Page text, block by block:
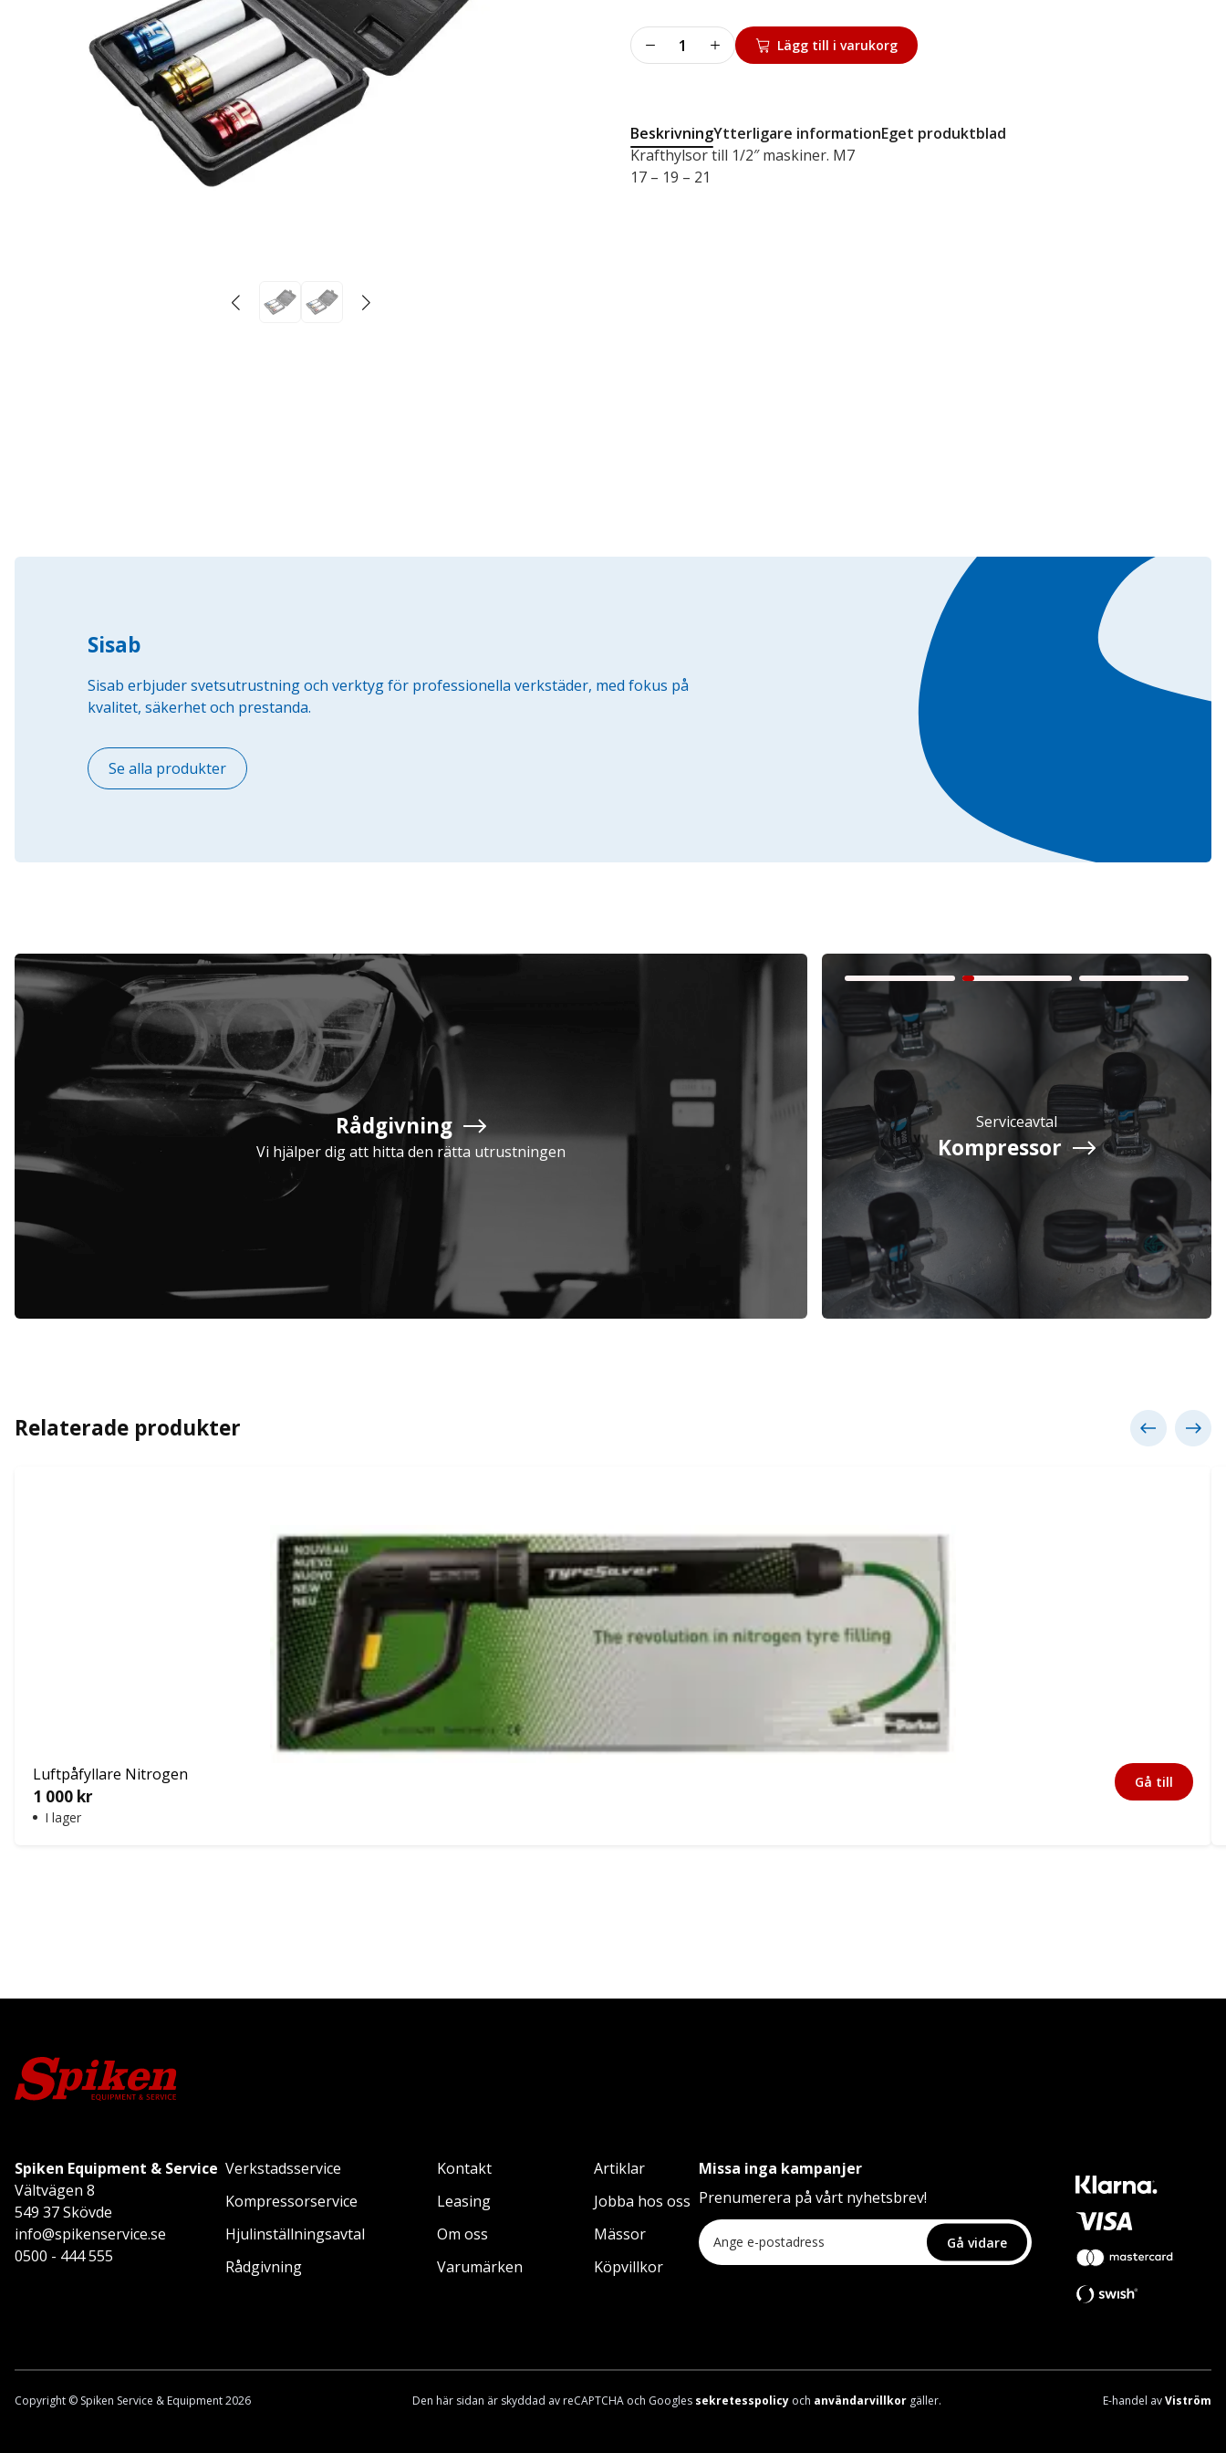
Företag
Privatperson
Krafthylssats
mängd
Lägg till i varukorg
BeskrivningYtterligare informationEget produktblad
Krafthylsor till 1/2″ maskiner. M7
17 – 19 – 21
Sisab
Sisab erbjuder svetsutrustning och verktyg för professionella verkstäder, med fokus på
kvalitet, säkerhet och prestanda.
Se alla produkter
Rådgivning
Vi hjälper dig att hitta den rätta utrustningen
Serviceavtal
Hjulinställare Verkstad
Serviceavtal
Kompressor
Relaterade produkter
Luftpåfyllare Nitrogen
1 000 kr
I lager
Gå till
Spiken Equipment & Service
Vältvägen 8
549 37 Skövde
info@spikenservice.se
0500 - 444 555
Verkstadsservice
Kompressorservice
Hjulinställningsavtal
Rådgivning
Kontakt
Leasing
Om oss
Varumärken
Artiklar
Jobba hos oss
Mässor
Köpvillkor
Missa inga kampanjer
Prenumerera på vårt nyhetsbrev!
Gå vidare
Den här sidan är skyddad av reCAPTCHA och Googles sekretesspolicy och användarvillkor gäller.
Copyright © Spiken Service & Equipment 2026 E-handel avViström